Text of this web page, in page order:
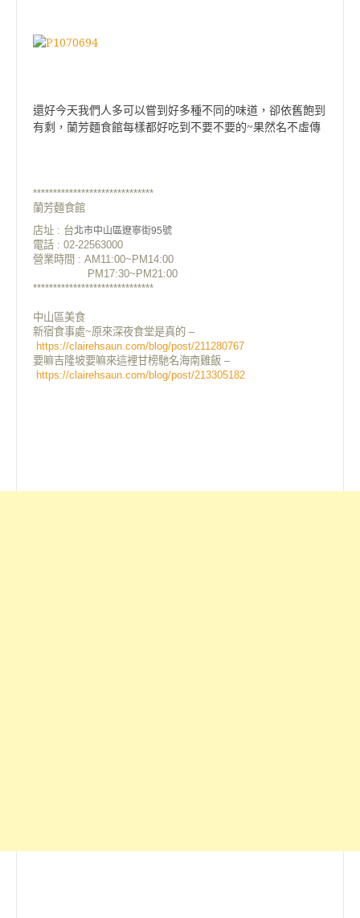
還好今天我們人多可以嘗到好多種不同的味道，卻依舊飽到
有剩，蘭芳麵食館每樣都好吃到不要不要的~果然名不虛傳
******************************
蘭芳麵食館
店址 : 台北市中山區遼寧街95號
電話 : 02-22563000
營業時間 : AM11:00~PM14:00
PM17:30~PM21:00
******************************
中山區美食
新宿食事處~原來深夜食堂是真的 –
https://clairehsaun.com/blog/post/211280767
要嘛吉隆坡要嘛來這裡甘榜馳名海南雞飯 –
https://clairehsaun.com/blog/post/213305182